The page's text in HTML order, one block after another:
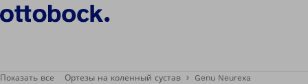
Показать все Ортезы на коленный сустав Genu Neurexa